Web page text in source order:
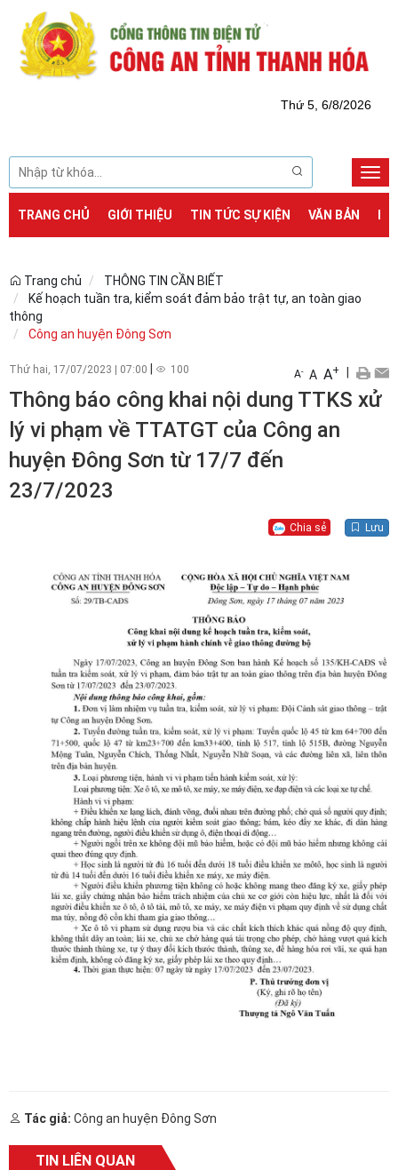
Thứ 5, 6/8/2026
TRANG CHỦ GIỚI THIỆU TIN TỨC SỰ KIỆN VĂN BẢN
Trang chủ
THÔNG TIN CẦN BIẾT
Kế hoạch tuần tra, kiểm soát đảm bảo trật tự, an toàn giao
thông
Công an huyện Đông Sơn
Thứ hai, 17/07/2023 | 07:00 100 A- A A+
Thông báo công khai nội dung TTKS xử
lý vi phạm về TTATGT của Công an
huyện Đông Sơn từ 17/7 đến
23/7/2023
Chia sẻ Lưu
Tác giả: Công an huyện Đông Sơn
TIN LIÊN QUAN